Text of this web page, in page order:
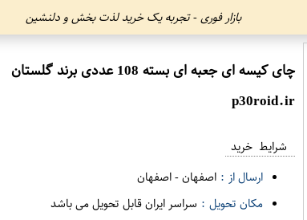
بازار فوری - تجربه یک خرید لذت بخش و دلنشین
چای کیسه ای جعبه ای بسته 108 عددی برند گلستان
p30roid.ir
شرایط خرید
ارسال از : اصفهان-اصفهان
مکان تحویل : سراسر ایران قابل تحویل می باشد